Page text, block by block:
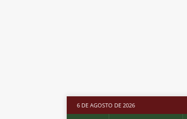
6 DE AGOSTO DE 2026